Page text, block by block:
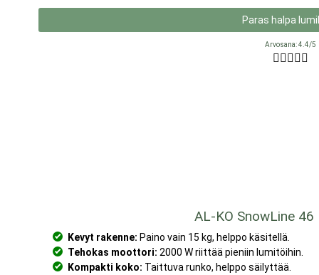
Paras halpa
Arvosana: 4.4/5

AL-KO SnowLine 46
Kevyt rakenne: Paino vain 15 kg, helppo käsitellä.
Tehokas moottori: 2000 W riittää pieniin lumitöihin.
Kompakti koko: Taittuva runko, helppo säilyttää.